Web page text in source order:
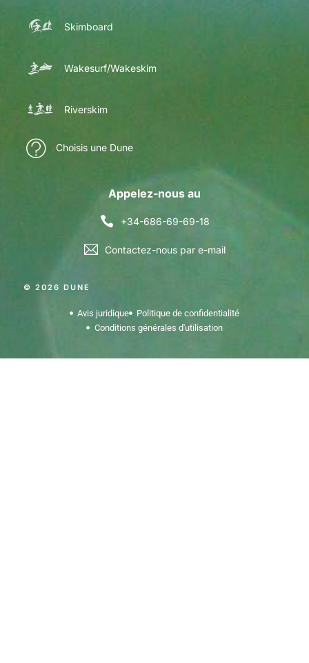
Skimboard
Wakesurf/Wakeskim
Riverskim
Choisis une Dune
Appelez-nous au
+34-686-69-69-18
Contactez-nous par e-mail
© 2026 DUNE
Avis juridique
Politique de confidentialité
Conditions générales d'utilisation